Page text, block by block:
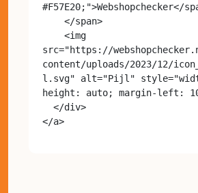
#F57E20;">Webshopchecker</
src="https://
content/uploads/2023/12/
l.svg" alt="Pijl"
height: auto; margin-left: